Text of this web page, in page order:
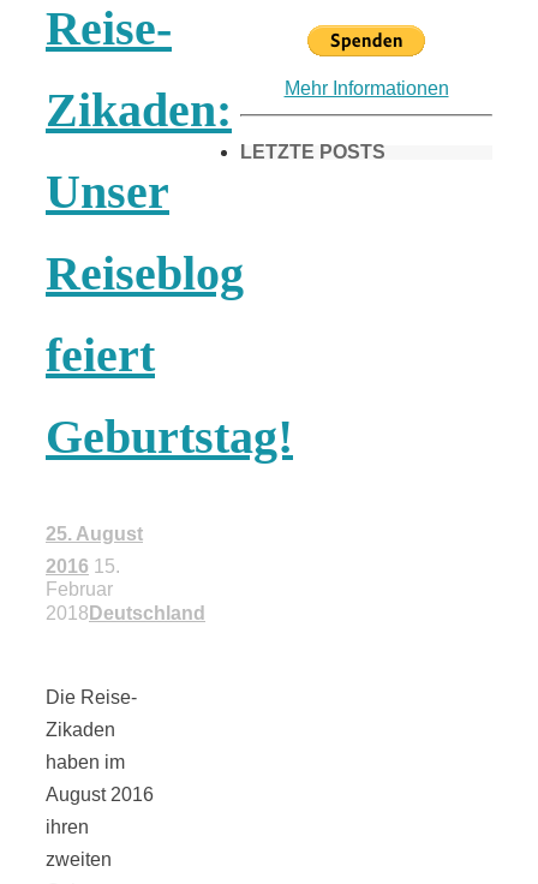
Reise-
Zikaden:
Unser
Reiseblog
feiert
Geburtstag!
25. August
2016 15.
Februar
2018 Deutschland
Die Reise-
Zikaden
haben im
August 2016
ihren
zweiten
Mehr Informationen
LETZTE POSTS
Frühling in
18 Lieblings-